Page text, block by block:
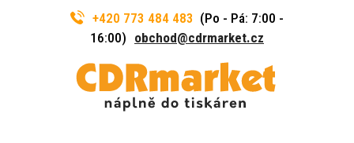
+420 773 484 483 (Po - Pá: 7:00 -
16:00) obchod@cdrmarket.cz